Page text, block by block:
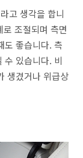
고 생각을 합니
조절되며 측면
도 좋습니다. 측
수 있습니다. 비
생겼거나 위급상